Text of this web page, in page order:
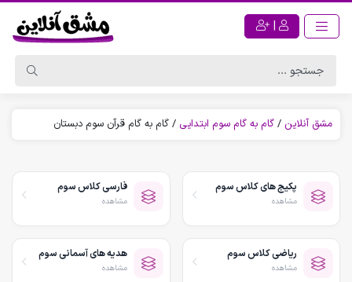
|
مشق آنلاین / گام به گام سوم ابتدایی / گام به گام قرآن سوم دبستان
پکیج های کلاس سوم
مشاهده
فارسی کلاس سوم
مشاهده
ریاضی کلاس سوم
مشاهده
هدیه های آسمانی سوم
مشاهده